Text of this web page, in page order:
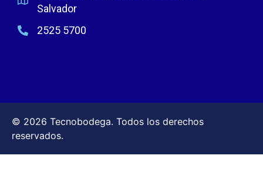
Salvador
2525 5700
© 2026 Tecnobodega. Todos los derechos
reservados.